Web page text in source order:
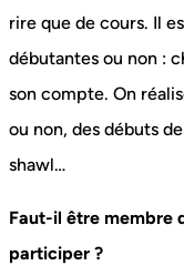
rire que de cours. Il
débutantes ou non :
son compte. On
ou non, des débuts
shawl…
Faut-il être membre
participer ?